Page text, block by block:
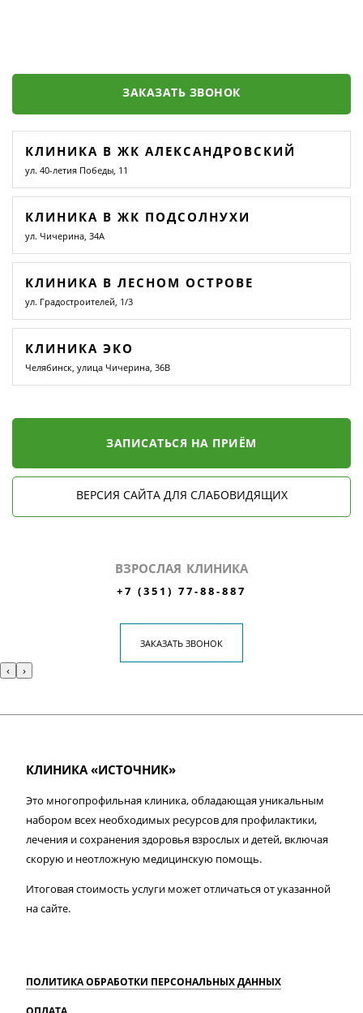
ЗАКАЗАТЬ ЗВОНОК
КЛИНИКА В ЖК АЛЕКСАНДРОВСКИЙ
ул. 40-летия Победы, 11
КЛИНИКА В ЖК ПОДСОЛНУХИ
ул. Чичерина, 34А
КЛИНИКА В ЛЕСНОМ ОСТРОВЕ
ул. Градостроителей, 1/3
КЛИНИКА ЭКО
Челябинск, улица Чичерина, 36В
ЗАПИСАТЬСЯ НА ПРИЁМ
ВЕРСИЯ САЙТА ДЛЯ СЛАБОВИДЯЩИХ
ВЗРОСЛАЯ КЛИНИКА
+7 (351) 77-88-887
ЗАКАЗАТЬ ЗВОНОК
‹ ›
КЛИНИКА «ИСТОЧНИК»
Это многопрофильная клиника, обладающая уникальным
набором всех необходимых ресурсов для профилактики,
лечения и сохранения здоровья взрослых и детей, включая
скорую и неотложную медицинскую помощь.
Итоговая стоимость услуги может отличаться от указанной
на сайте.
ПОЛИТИКА ОБРАБОТКИ ПЕРСОНАЛЬНЫХ ДАННЫХ